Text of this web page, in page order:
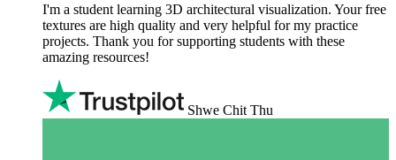
I'm a student learning 3D architectural visualization. Your free
textures are high quality and very helpful for my practice
projects. Thank you for supporting students with these
amazing resources!
Shwe Chit Thu